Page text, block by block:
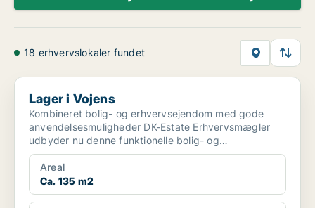
18 erhvervslokaler fundet
Lager i Vojens
Lager i Vojens
Kombineret bolig- og erhvervsejendom med gode
anvendelsesmuligheder DK-Estate Erhvervsmægler
udbyder nu denne funktionelle bolig- og
erhvervsejendom på T...
Areal
Ca. 135 m2